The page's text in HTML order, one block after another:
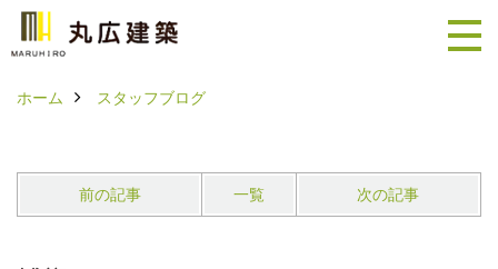
ホーム スタッフブログ
前の記事 一覧 次の記事